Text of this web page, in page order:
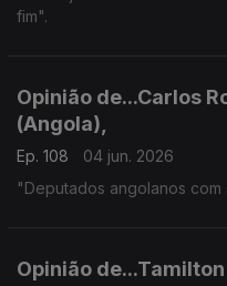
fim".
Opinião de...Carlos
(Angola),
Ep. 108
04 jun. 2026
"Deputados angolanos
Opinião